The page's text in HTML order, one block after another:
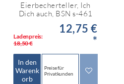
Eierbecherteller, Ich
Dich auch, BSN s-461
Ladenpreis:
18,50 €
12,75 €
*
In den
Warenk
orb
Preise für
Privatkunden